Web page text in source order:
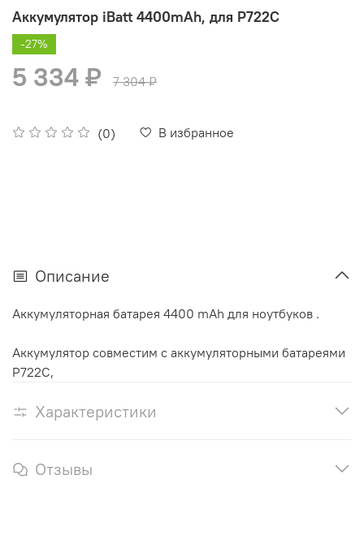
Аккумулятор iBatt 4400mAh, для P722C
(0) В избранное
-27%
5 334 ₽ 7 304 ₽
Описание
Аккумуляторная батарея 4400 mAh для ноутбуков .
Аккумулятор cовместим с аккумуляторными батареями
P722C,
Характеристики
Отзывы